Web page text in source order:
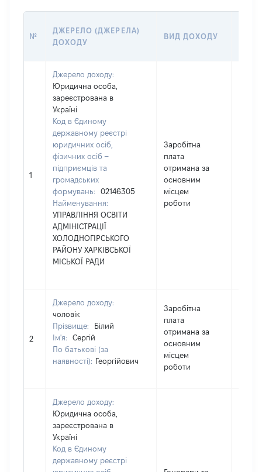
№
ДЖЕРЕЛО (ДЖЕРЕЛА)
ДОХОДУ
ВИД ДОХОДУ
1
Джерело доходу:
Юридична особа,
зареєстрована в
Україні
Код в Єдиному
державному реєстрі
юридичних осіб,
фізичних осіб –
підприємців та
громадських
формувань:
02146305
Найменування:
УПРАВЛІННЯ ОСВІТИ
АДМІНІСТРАЦІЇ
ХОЛОДНОГІРСЬКОГО
РАЙОНУ ХАРКІВСЬКОЇ
МІСЬКОЇ РАДИ
Заробітна
плата
отримана за
основним
місцем
роботи
2
Джерело доходу:
чоловік
Прізвище:
Білий
Ім'я:
Сергій
По батькові (за
наявності): Георгійович
Заробітна
плата
отримана за
основним
місцем
роботи
Джерело доходу:
Юридична особа,
зареєстрована в
Україні
Код в Єдиному
державному реєстрі